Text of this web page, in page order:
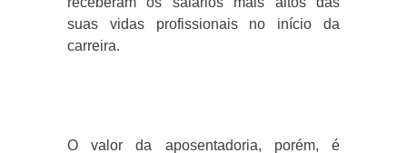
suas vidas profissionais no início da
carreira.
O valor da aposentadoria, porém, é